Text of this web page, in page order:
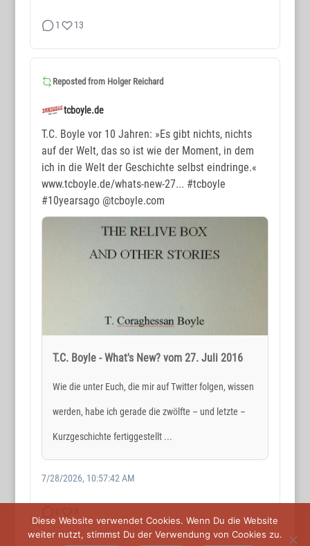
1 13
Reposted from Holger Reichard
tcboyle.de
T.C. Boyle vor 10 Jahren: »Es gibt nichts, nichts
auf der Welt, das so ist wie der Moment, in dem
ich in die Welt der Geschichte selbst eindringe.«
www.tcboyle.de/whats-new-27... #tcboyle
#10yearsago@tcboyle.com
T.C. Boyle - What's New? vom 27. Juli 2016
Wie die unter Euch, die mir auf Twitter folgen, wissen
werden, habe ich gerade die zwölfte – und letzte –
Kurzgeschichte fertiggestellt ...
7/28/2026, 10:57:42 AM
WORTMAX
www.wortmax.de
Buchvorstellungen und Beobachtungen
www.wortmax.com
Das Kreativ-Netzwerk
KONTAKT
www.wortmax.net
Holger Reichard
SOCIAL MEDIA
Diese Website verwendet Cookies. Wenn Du die Website
weiter nutzt, stimmst Du der Verwendung von Cookies zu.